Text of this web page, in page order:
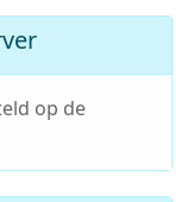
op de